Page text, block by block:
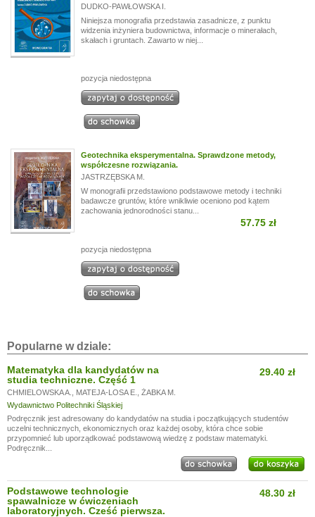
DUDKO-PAWŁOWSKA I.
Niniejsza monografia przedstawia zasadnicze, z punktu
widzenia inżyniera budownictwa, informacje o minerałach,
skałach i gruntach. Zawarto w niej...
pozycja niedostępna
Geotechnika eksperymentalna. Sprawdzone metody,
współczesne rozwiązania.
JASTRZĘBSKA M.
W monografii przedstawiono podstawowe metody i techniki
badawcze gruntów, które wnikliwie oceniono pod kątem
zachowania jednorodności stanu...
57.75 zł
pozycja niedostępna
Popularne w dziale:
Matematyka dla kandydatów na
studia techniczne. Część 1
CHMIELOWSKA A. MATEJA-LOSA E.
ŻABKA M.
Wydawnictwo Politechniki Śląskiej
29.40 zł
Podręcznik jest adresowany do kandydatów na studia i początkujących studentów
uczelni technicznych, ekonomicznych oraz każdej osoby, która chce sobie
przypomnieć lub uporządkować podstawową wiedzę z podstaw matematyki.
Podręcznik...
Podstawowe technologie
spawalnicze w ćwiczeniach
laboratoryjnych. Cześć pierwsza.
48.30 zł